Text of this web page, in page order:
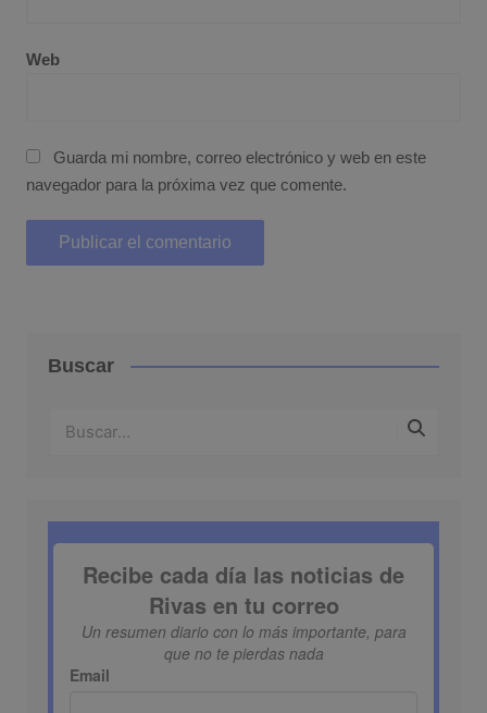
Web
Guarda mi nombre, correo electrónico y web en este
navegador para la próxima vez que comente.
Buscar